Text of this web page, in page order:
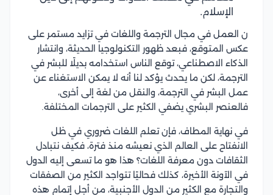
الإسلام.
ن العمل في مجال الترجمة واللغات في تزايد مستمر على
عكس المتوقع، فبعد ظهور التكنولوجيا الحديثة، وانتشار
الذكاء الاصطناعي، توقع الناس استخدامه بديلًا للبشر في
الترجمة، لكن ما يحدث يؤكد لنا أنه لا يمكن الاستغناء عن
عمل البشر في الترجمة، والنقل من لغة إلى أخرى،
فالعنصر البشري يضفي الكثير على الترجمات المختلفة.
في نهاية المطاف، فإن تعلم اللغات ضروري في ظل
الانفتاح على العالم الذي نعيشه منذ فترة، فكيف نتبادل
الثقافات دون معرفة اللغات؟ هذا هو ما تسعى إليه الدول
في الآونة الأخيرة، كذلك فحاليًا تتواجد الكثير من الصفقات
والتجارة مع الكثير من الدول الأجنبية، من أجل إتمام هذه